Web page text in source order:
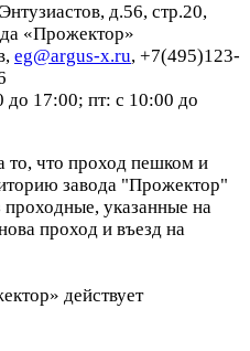
д.56, стр.20,
«Прожектор»
eg@argus-x.ru, +7(495)123-
17:00; пт: с 10:00 до
что проход пешком и
завода "Прожектор"
проходные, указанные на
проход и въезд на
действует